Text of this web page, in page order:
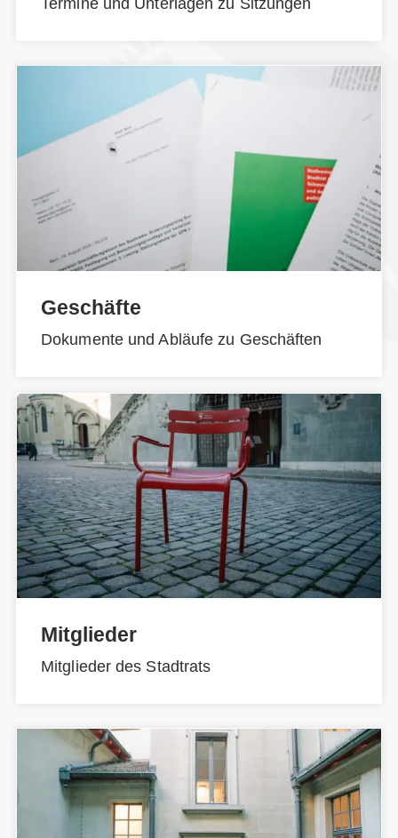
Termine und Unterlagen zu Sitzungen
Geschäfte
Dokumente und Abläufe zu Geschäften
Mitglieder
Mitglieder des Stadtrats